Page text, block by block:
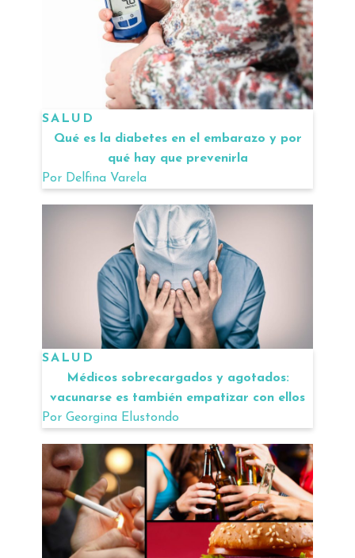
SALUD
Qué es la diabetes en el embarazo y por
qué hay que prevenirla
Por Delfina Varela
SALUD
Médicos sobrecargados y agotados:
vacunarse es también empatizar con ellos
Por Georgina Elustondo